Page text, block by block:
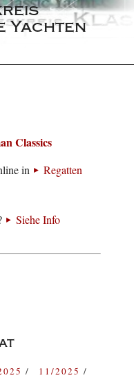
Yachten
Classics
in
Regatten
Siehe Info
11/2025